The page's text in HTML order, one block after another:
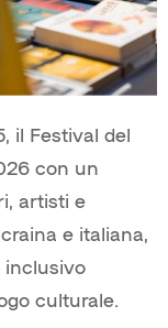
il Festival del
con un
artisti e
e italiana,
inclusivo
culturale.